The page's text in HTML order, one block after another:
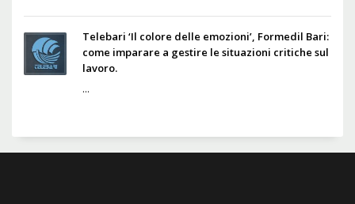
Telebari ‘Il colore delle emozioni’, Formedil Bari:
come imparare a gestire le situazioni critiche sul
lavoro.
...